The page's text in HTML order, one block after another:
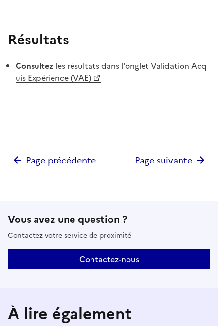
Résultats
Consultez les résultats dans l'onglet Validation Acq
uis Expérience (VAE)
Pagination
Page précédente Page suivante
Vous avez une question ?
Contactez votre service de proximité
Contactez-nous
À lire également